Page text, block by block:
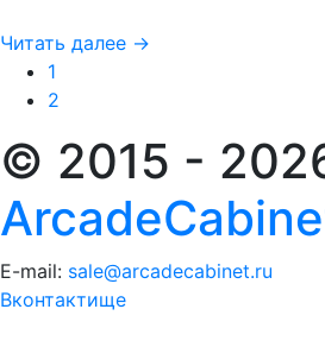
Читать далее →
1
2
© 2015 -
E-mail: sale@arcadecabinet.ru
Вконтактище